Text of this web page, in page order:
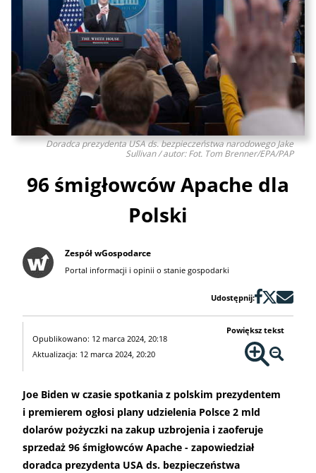
Doradca prezydenta USA ds. bezpieczeństwa narodowego Jake
Sullivan / autor: Fot. Tom Brenner/EPA/PAP
96 śmigłowców Apache dla
Polski
Zespół wGospodarce
Portal informacji i opinii o stanie gospodarki
Udostępnij:
Opublikowano: 12 marca 2024, 20:18
Aktualizacja: 12 marca 2024, 20:20
Powiększ tekst
Joe Biden w czasie spotkania z polskim prezydentem
i premierem ogłosi plany udzielenia Polsce 2 mld
dolarów pożyczki na zakup uzbrojenia i zaoferuje
sprzedaż 96 śmigłowców Apache - zapowiedział
doradca prezydenta USA ds. bezpieczeństwa